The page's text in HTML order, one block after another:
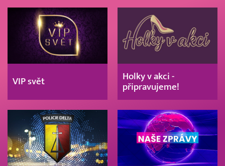
VIP svět
Holky v akci -
připravujeme!